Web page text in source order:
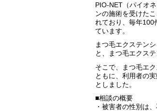
PIO-NET（パイオ
ンの施術を受けた
れており、毎年100
ています。
まつ毛エクステン
と、まつ毛エクス
そこで、まつ毛エ
ともに、利用者の
としました。
■相談の概要
・被害者の性別は